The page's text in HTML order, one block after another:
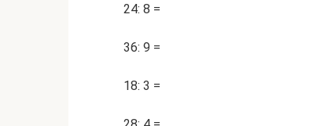
24: 8 =
36: 9 =
18: 3 =